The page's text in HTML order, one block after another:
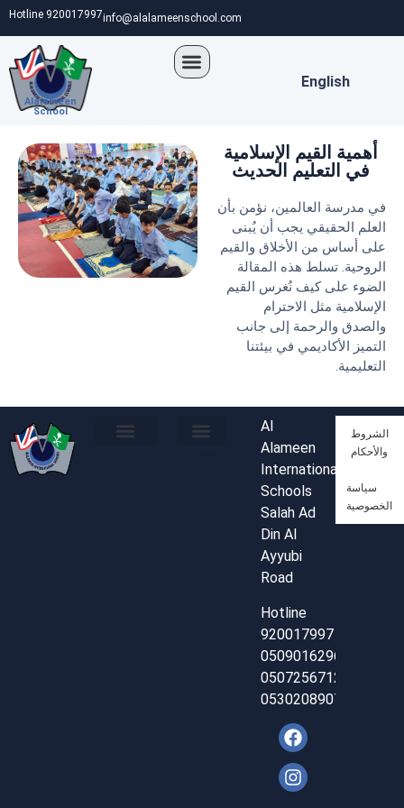
Hotline 920017997info@alalameenschool.com
Alalameen
School
English
أهمية القيم الإسلامية
في التعليم الحديث
في مدرسة العالمين، نؤمن بأن
العلم الحقيقي يجب أن يُبنى
على أساس من الأخلاق والقيم
الروحية. تسلط هذه المقالة
الضوء على كيف نُغرس القيم
الإسلامية مثل الاحترام
والصدق والرحمة إلى جانب
التميز الأكاديمي في بيئتنا
التعليمية.
Al
Alameen
International
Schools
Salah Ad
Din Al
Ayyubi
Road
Hotline
920017997
0509016296
0507256712
0530208907
الشروط
والأحكام
سياسة
الخصوصية